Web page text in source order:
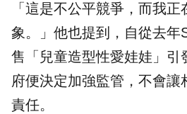
「這是不公平競爭，而我
象。」他也提到，自從去年
售「兒童造型性愛娃娃」引
府便決定加強監管，不會讓
責任。